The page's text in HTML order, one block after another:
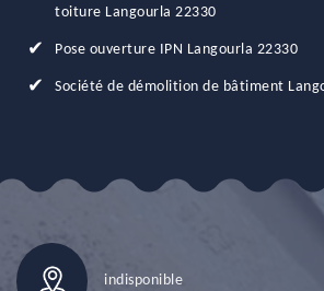
toiture Langourla 22330
Pose ouverture IPN Langourla 22330
Société de démolition de bâtiment
indisponible